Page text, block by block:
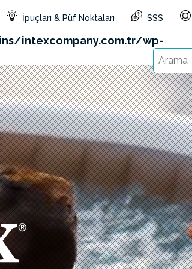
Failed
intexcompany.com.tr/wp-
İpuçları & Püf Noktaları SSS